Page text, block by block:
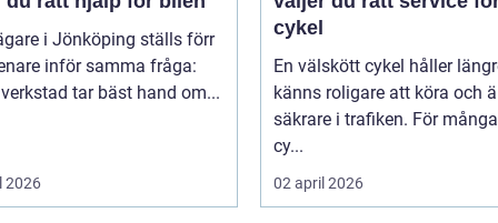
i Jönköping ställs förr
inför samma fråga:
tar bäst hand om...
2026
cykel
En välskött cykel håller
känns roligare att köra och
säkrare i trafiken. För
cy...
02 april 2026